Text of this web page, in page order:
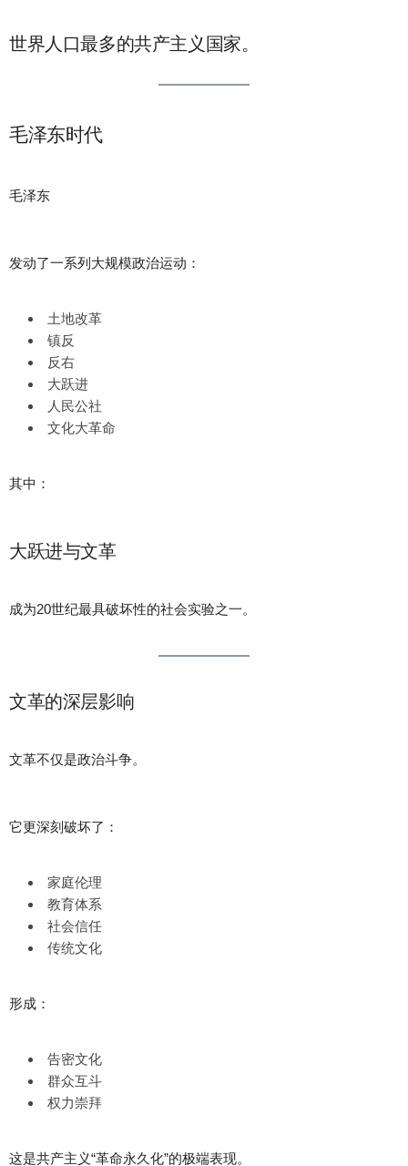
世界人口最多的共产主义国家。
毛泽东时代
毛泽东
发动了一系列大规模政治运动：
土地改革
镇反
反右
大跃进
人民公社
文化大革命
其中：
大跃进与文革
成为20世纪最具破坏性的社会实验之一。
文革的深层影响
文革不仅是政治斗争。
它更深刻破坏了：
家庭伦理
教育体系
社会信任
传统文化
形成：
告密文化
群众互斗
权力崇拜
这是共产主义“革命永久化”的极端表现。